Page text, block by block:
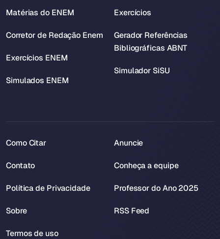
Matérias do ENEM
Corretor de Redação Enem
Exercícios ENEM
Simulados ENEM
Exercícios
Gerador Referências
Bibliográficas ABNT
Simulador SiSU
Como Citar
Contato
Política de Privacidade
Sobre
Termos de uso
Anuncie
Conheça a equipe
Professor do Ano 2025
RSS Feed